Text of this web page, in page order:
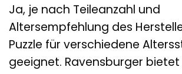
Ja, je nach Teileanzahl und
Altersempfehlung des
Puzzle für verschiedene
geeignet. Ravensburger bietet